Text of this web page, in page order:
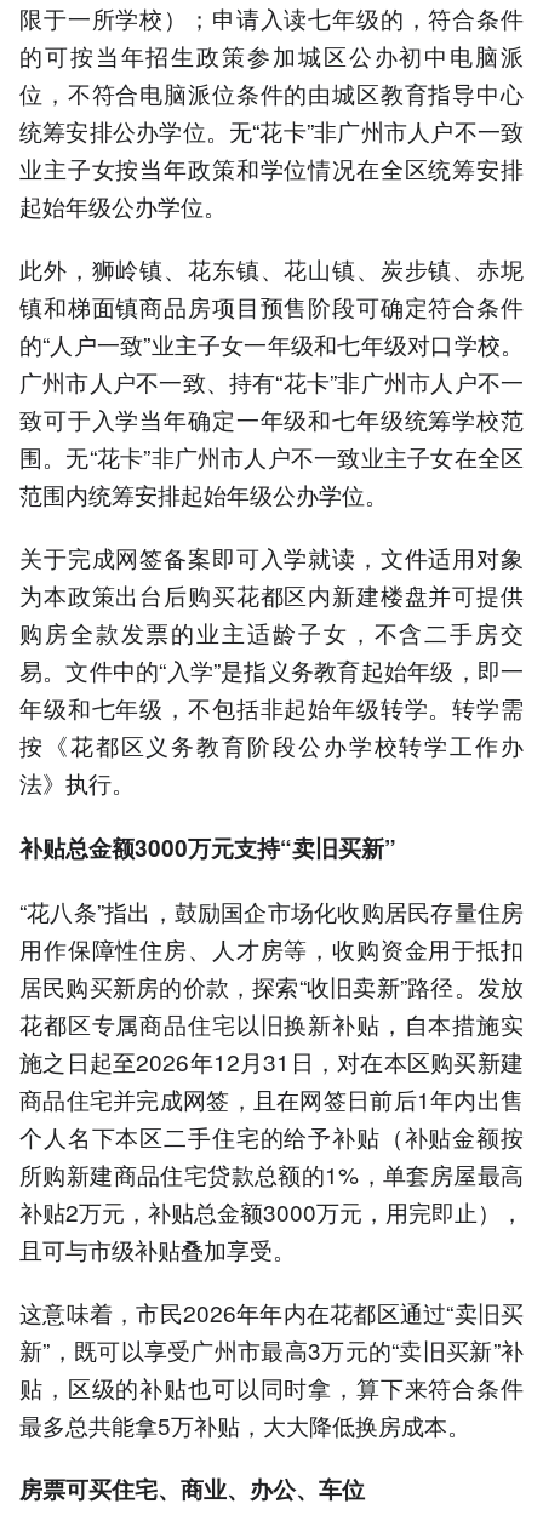
限于一所学校）；申请入读七年级的，符合条件
的可按当年招生政策参加城区公办初中电脑派
位，不符合电脑派位条件的由城区教育指导中心
统筹安排公办学位。无“花卡”非广州市人户不一致
业主子女按当年政策和学位情况在全区统筹安排
起始年级公办学位。
此外，狮岭镇、花东镇、花山镇、炭步镇、赤坭
镇和梯面镇商品房项目预售阶段可确定符合条件
的“人户一致”业主子女一年级和七年级对口学校。
广州市人户不一致、持有“花卡”非广州市人户不一
致可于入学当年确定一年级和七年级统筹学校范
围。无“花卡”非广州市人户不一致业主子女在全区
范围内统筹安排起始年级公办学位。
关于完成网签备案即可入学就读，文件适用对象
为本政策出台后购买花都区内新建楼盘并可提供
购房全款发票的业主适龄子女，不含二手房交
易。文件中的“入学”是指义务教育起始年级，即一
年级和七年级，不包括非起始年级转学。转学需
按《花都区义务教育阶段公办学校转学工作办
法》执行。
补贴总金额3000万元支持“卖旧买新”
“花八条”指出，鼓励国企市场化收购居民存量住房
用作保障性住房、人才房等，收购资金用于抵扣
居民购买新房的价款，探索“收旧卖新”路径。发放
花都区专属商品住宅以旧换新补贴，自本措施实
施之日起至2026年12月31日，对在本区购买新建
商品住宅并完成网签，且在网签日前后1年内出售
个人名下本区二手住宅的给予补贴（补贴金额按
所购新建商品住宅贷款总额的1%，单套房屋最高
补贴2万元，补贴总金额3000万元，用完即止），
且可与市级补贴叠加享受。
这意味着，市民2026年年内在花都区通过“卖旧买
新”，既可以享受广州市最高3万元的“卖旧买新”补
贴，区级的补贴也可以同时拿，算下来符合条件
最多总共能拿5万补贴，大大降低换房成本。
房票可买住宅、商业、办公、车位